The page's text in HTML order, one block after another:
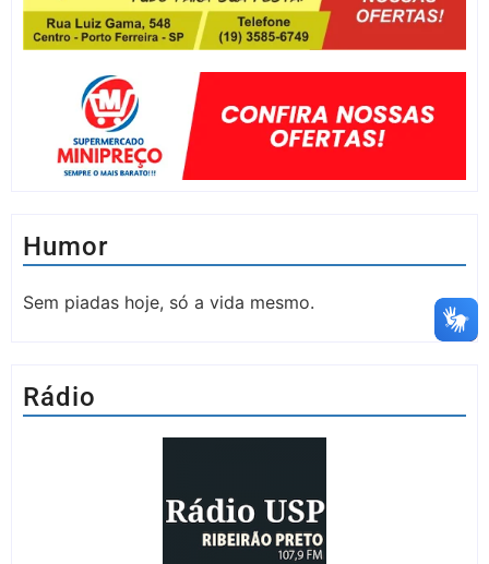
Humor
Sem piadas hoje, só a vida mesmo.
Rádio